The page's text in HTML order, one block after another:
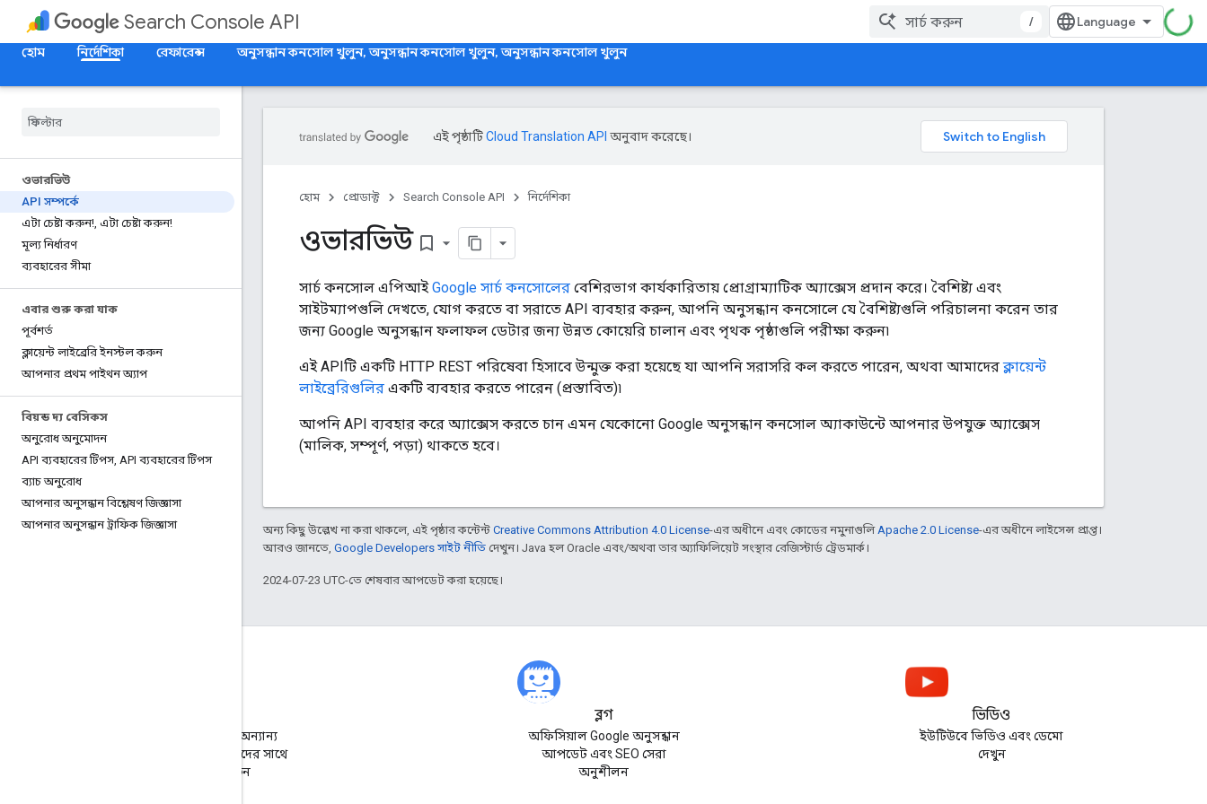
Search Console API
/
হোম
নির্দেশিকা রেফারেন্স অনুসন্ধান কনসোল খুলুন, অনুসন্ধান কনসোল খুলুন, অনুসন্ধান কনসোল খুলুন
ওভারভিউ
API সম্পর্কে
এটা চেষ্টা করুন!, এটা চেষ্টা করুন!
মূল্য নির্ধারণ
ব্যবহারের সীমা
এবার শুরু করা যাক
পূর্বশর্ত
ক্লায়েন্ট লাইব্রেরি ইনস্টল করুন
আপনার প্রথম পাইথন অ্যাপ
বিয়ন্ড দ্য বেসিকস
অনুরোধ অনুমোদন
API ব্যবহারের টিপস, API ব্যবহারের টিপস
ব্যাচ অনুরোধ
আপনার অনুসন্ধান বিশ্লেষণ জিজ্ঞাসা
আপনার অনুসন্ধান ট্রাফিক জিজ্ঞাসা
এই পৃষ্ঠাটিCloud Translation API অনুবাদ করেছে।
হোম প্রোডাক্ট Search Console API নির্দেশিকা
ওভারভিউ bookmark_border
সার্চ কনসোল এপিআইGoogle সার্চ কনসোলের বেশিরভাগ কার্যকারিতায় প্রোগ্রাম্যাটিক অ্যাক্সেস প্রদান করে। বৈশিষ্ট্য এবং
সাইটম্যাপগুলি দেখতে, যোগ করতে বা সরাতে API ব্যবহার করুন, আপনি অনুসন্ধান কনসোলে যে বৈশিষ্ট্যগুলি পরিচালনা করেন তার
জন্য Google অনুসন্ধান ফলাফল ডেটার জন্য উন্নত কোয়েরি চালান এবং পৃথক পৃষ্ঠাগুলি পরীক্ষা করুন৷
এই APIটি একটি HTTP REST পরিষেবা হিসাবে উন্মুক্ত করা হয়েছে যা আপনি সরাসরি কল করতে পারেন, অথবা আমাদেরক্লায়েন্ট
লাইব্রেরিগুলির একটি ব্যবহার করতে পারেন (প্রস্তাবিত)৷
আপনি API ব্যবহার করে অ্যাক্সেস করতে চান এমন যেকোনো Google অনুসন্ধান কনসোল অ্যাকাউন্টে আপনার উপযুক্ত অ্যাক্সেস
(মালিক, সম্পূর্ণ, পড়া) থাকতে হবে।
অন্য কিছু উল্লেখ না করা থাকলে, এই পৃষ্ঠার কন্টেন্ট Creative Commons Attribution 4.0 License-এর অধীনে এবং কোডের নমুনাগুলি Apache 2.0 License-এর অধীনে লাইসেন্স প্রাপ্ত।
আরও জানতে, Google Developers সাইট নীতি দেখুন। Java হল Oracle এবং/অথবা তার অ্যাফিলিয়েট সংস্থার রেজিস্টার্ড ট্রেডমার্ক।
2024-07-23 UTC-তে শেষবার আপডেট করা হয়েছে।
উত্তর খুঁজুন এবং অন্যান্য
ওয়েবসাইট মালিকদের সাথে
সংযোগ করুন
ব্লগ
অফিসিয়াল Google অনুসন্ধান
আপডেট এবং SEO সেরা
অনুশীলন
ভিডিও
ইউটিউবে ভিডিও এবং ডেমো
দেখুন